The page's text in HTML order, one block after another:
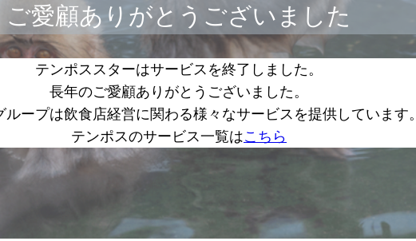
ご愛顧ありがとうございました
テンポススターはサービスを終了しました。
長年のご愛顧ありがとうございました。
ループは飲食店経営に関わる様々なサービスを提供しています。
テンポスのサービス一覧はこちら